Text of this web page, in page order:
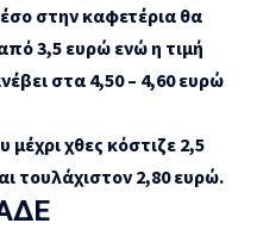
στην καφετέρια θα
3,5 ευρώ ενώ η τιμή
στα 4,50 – 4,60 ευρώ
χθες κόστιζε 2,5
τουλάχιστον 2,80 ευρώ.